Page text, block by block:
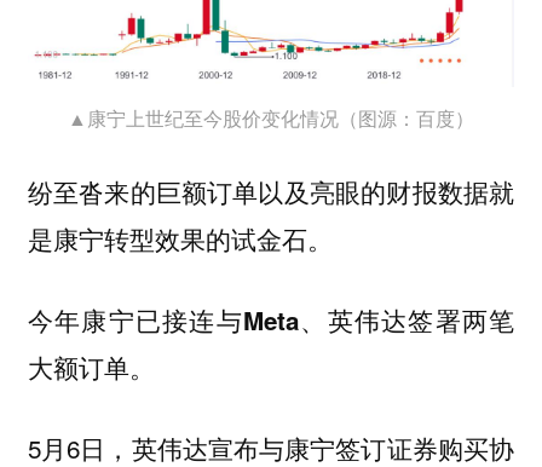
▲康宁上世纪至今股价变化情况（图源：百度）
纷至沓来的巨额订单以及亮眼的财报数据就
是康宁转型效果的试金石。
今年康宁已接连与Meta、英伟达签署两笔
大额订单。
5月6日，英伟达宣布与康宁签订证券购买协